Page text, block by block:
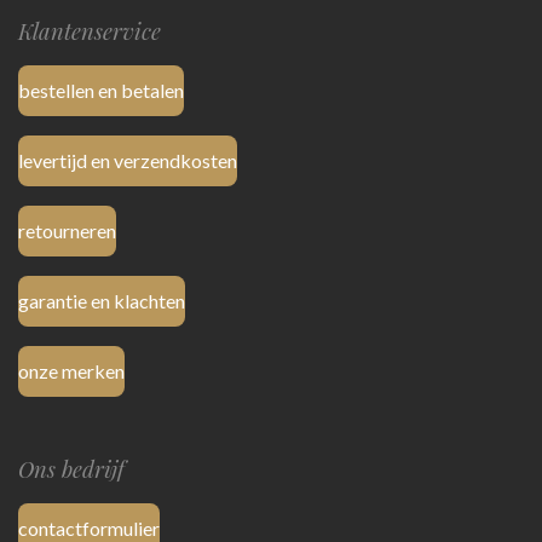
Klantenservice
bestellen en betalen
levertijd en verzendkosten
retourneren
garantie en klachten
onze merken
Ons bedrijf
contactformulier